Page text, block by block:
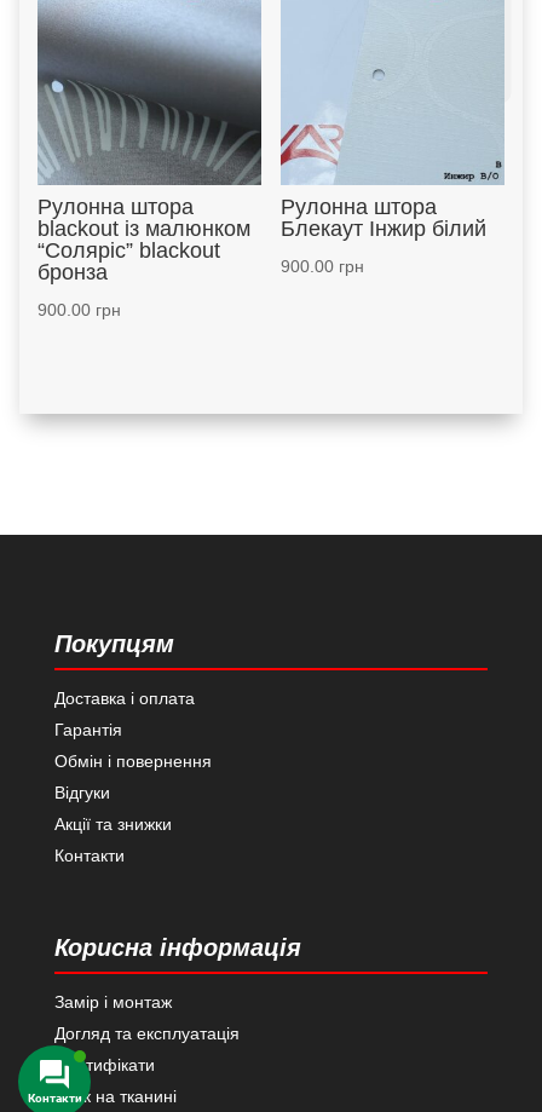
Рулонна штора
blackout із малюнком
“Соляріс” blackout
бронза
900.00грн
Рулонна штора
Блекаут Інжир білий
900.00грн
Покупцям
Доставка і оплата
Гарантія
Обмін і повернення
Відгуки
Акції та знижки
Контакти
Корисна інформація
Замір і монтаж
Догляд та експлуатація
Сертифікати
Друк на тканині